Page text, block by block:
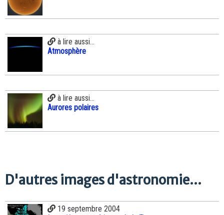
à lire aussi...
Atmosphère
à lire aussi...
Aurores polaires
D'autres images d'astronomie...
19 septembre 2004